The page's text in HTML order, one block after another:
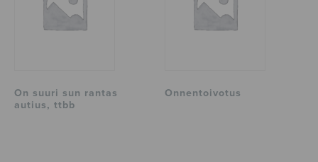
On suuri sun rantas
autius, ttbb
Onnentoivotus